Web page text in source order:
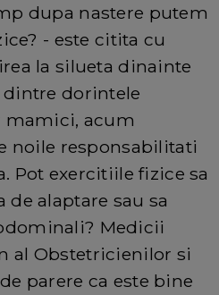
dupa nastere putem
- este citita cu
la silueta dinainte
dintre dorintele
mamici, acum
noile responsabilitati
Pot exercitiile fizice sa
de alaptare sau sa
Medicii
al Obstetricienilor si
parere ca este bine